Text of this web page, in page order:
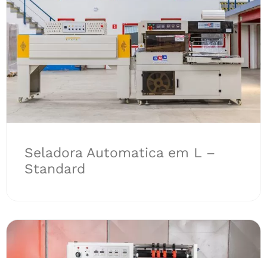
Seladora Automatica em L –
Standard